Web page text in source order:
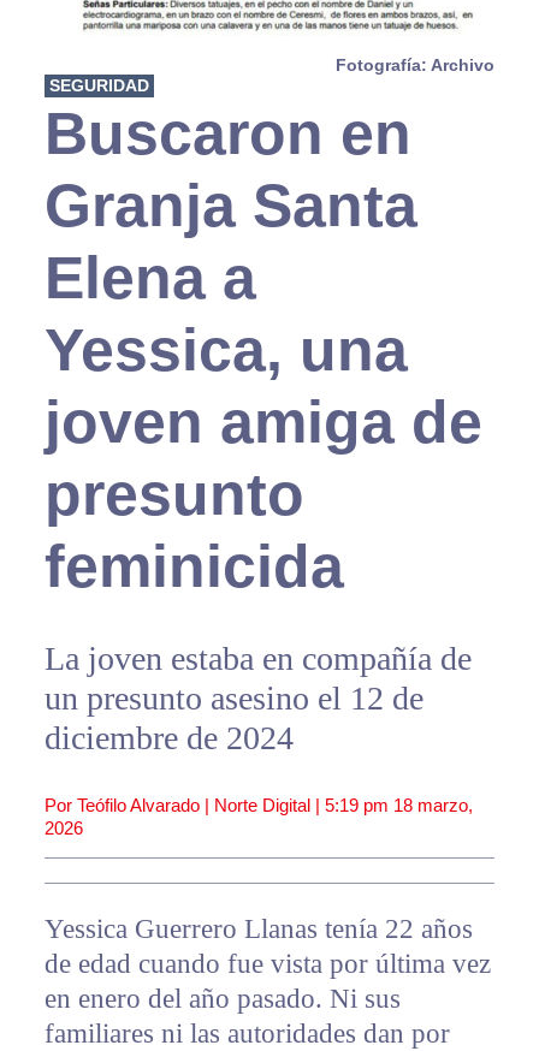
Fotografía: Archivo
SEGURIDAD
Buscaron en
Granja Santa
Elena a
Yessica, una
joven amiga de
presunto
feminicida
La joven estaba en compañía de
un presunto asesino el 12 de
diciembre de 2024
Por Teófilo Alvarado | Norte Digital | 5:19 pm 18 marzo,
2026
Yessica Guerrero Llanas tenía 22 años
de edad cuando fue vista por última vez
en enero del año pasado. Ni sus
familiares ni las autoridades dan por